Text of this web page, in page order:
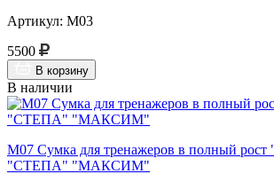
Артикул: М03
5500
В корзину
В наличии
М07 Сумка для тренажеров в полный
"СТЕПА" "МАКСИМ"